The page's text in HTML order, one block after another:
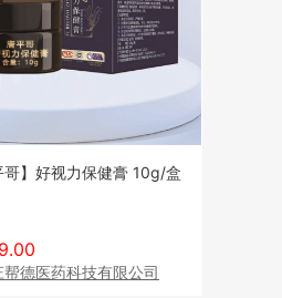
哥】好视力保健膏 10g/盒
帮德医药科技有限公司